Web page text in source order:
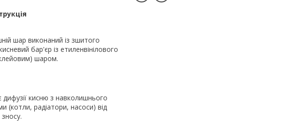
шар виконаний із зшитого
бар'єр із етиленвінілового
шаром.
кисню з навколишнього
(котли, радіатори, насоси) від